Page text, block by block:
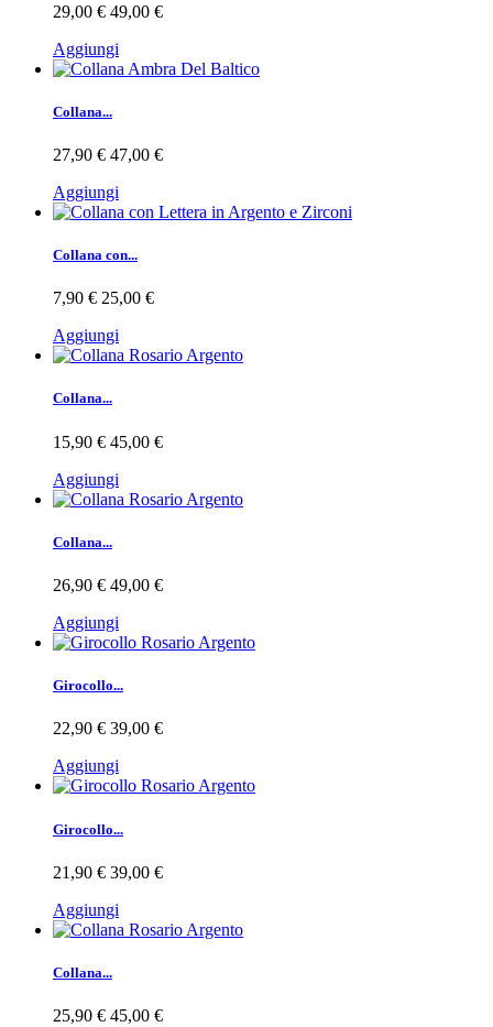
29,00 € 49,00 €
Aggiungi
Collana...
27,90 € 47,00 €
Aggiungi
Collana con...
7,90 € 25,00 €
Aggiungi
Collana...
15,90 € 45,00 €
Aggiungi
Collana...
26,90 € 49,00 €
Aggiungi
Girocollo...
22,90 € 39,00 €
Aggiungi
Girocollo...
21,90 € 39,00 €
Aggiungi
Collana...
25,90 € 45,00 €